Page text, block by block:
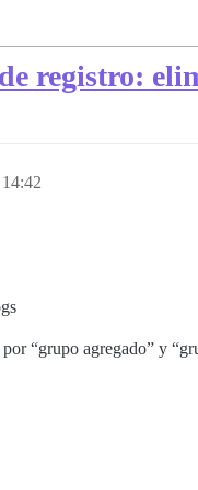
registro:
“grupo agregado” y